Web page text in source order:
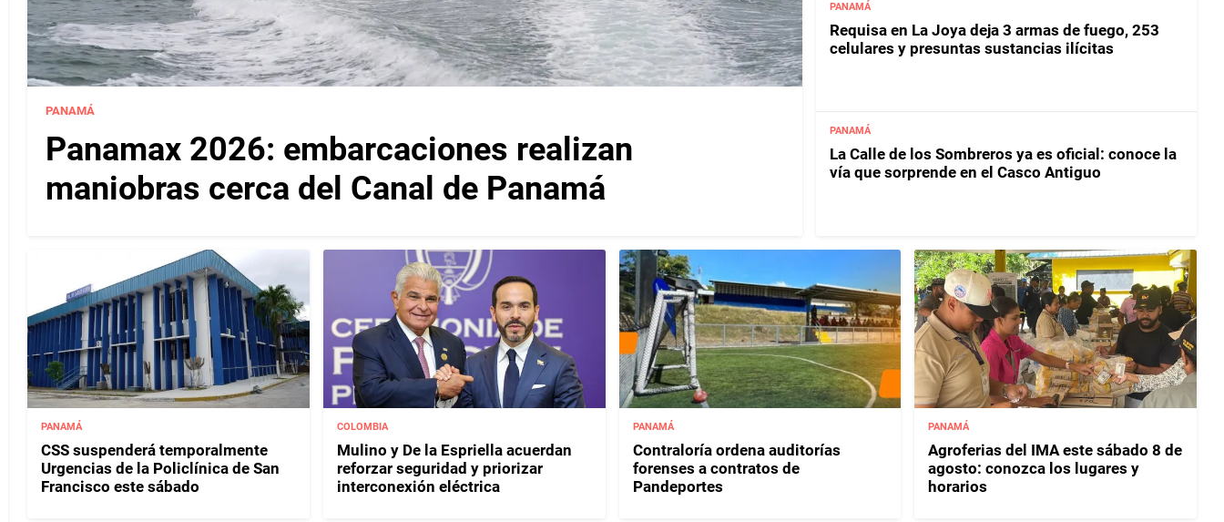
PANAMÁ
Panamax 2026: embarcaciones realizan
maniobras cerca del Canal de Panamá
PANAMÁ
Requisa en La Joya deja 3 armas de fuego, 253
celulares y presuntas sustancias ilícitas
PANAMÁ
La Calle de los Sombreros ya es oficial: conoce la
vía que sorprende en el Casco Antiguo
PANAMÁ
CSS suspenderá temporalmente
Urgencias de la Policlínica de San
Francisco este sábado
COLOMBIA
Mulino y De la Espriella acuerdan
reforzar seguridad y priorizar
interconexión eléctrica
PANAMÁ
Contraloría ordena auditorías
forenses a contratos de
Pandeportes
PANAMÁ
Agroferias del IMA este sábado 8 de
agosto: conozca los lugares y
horarios